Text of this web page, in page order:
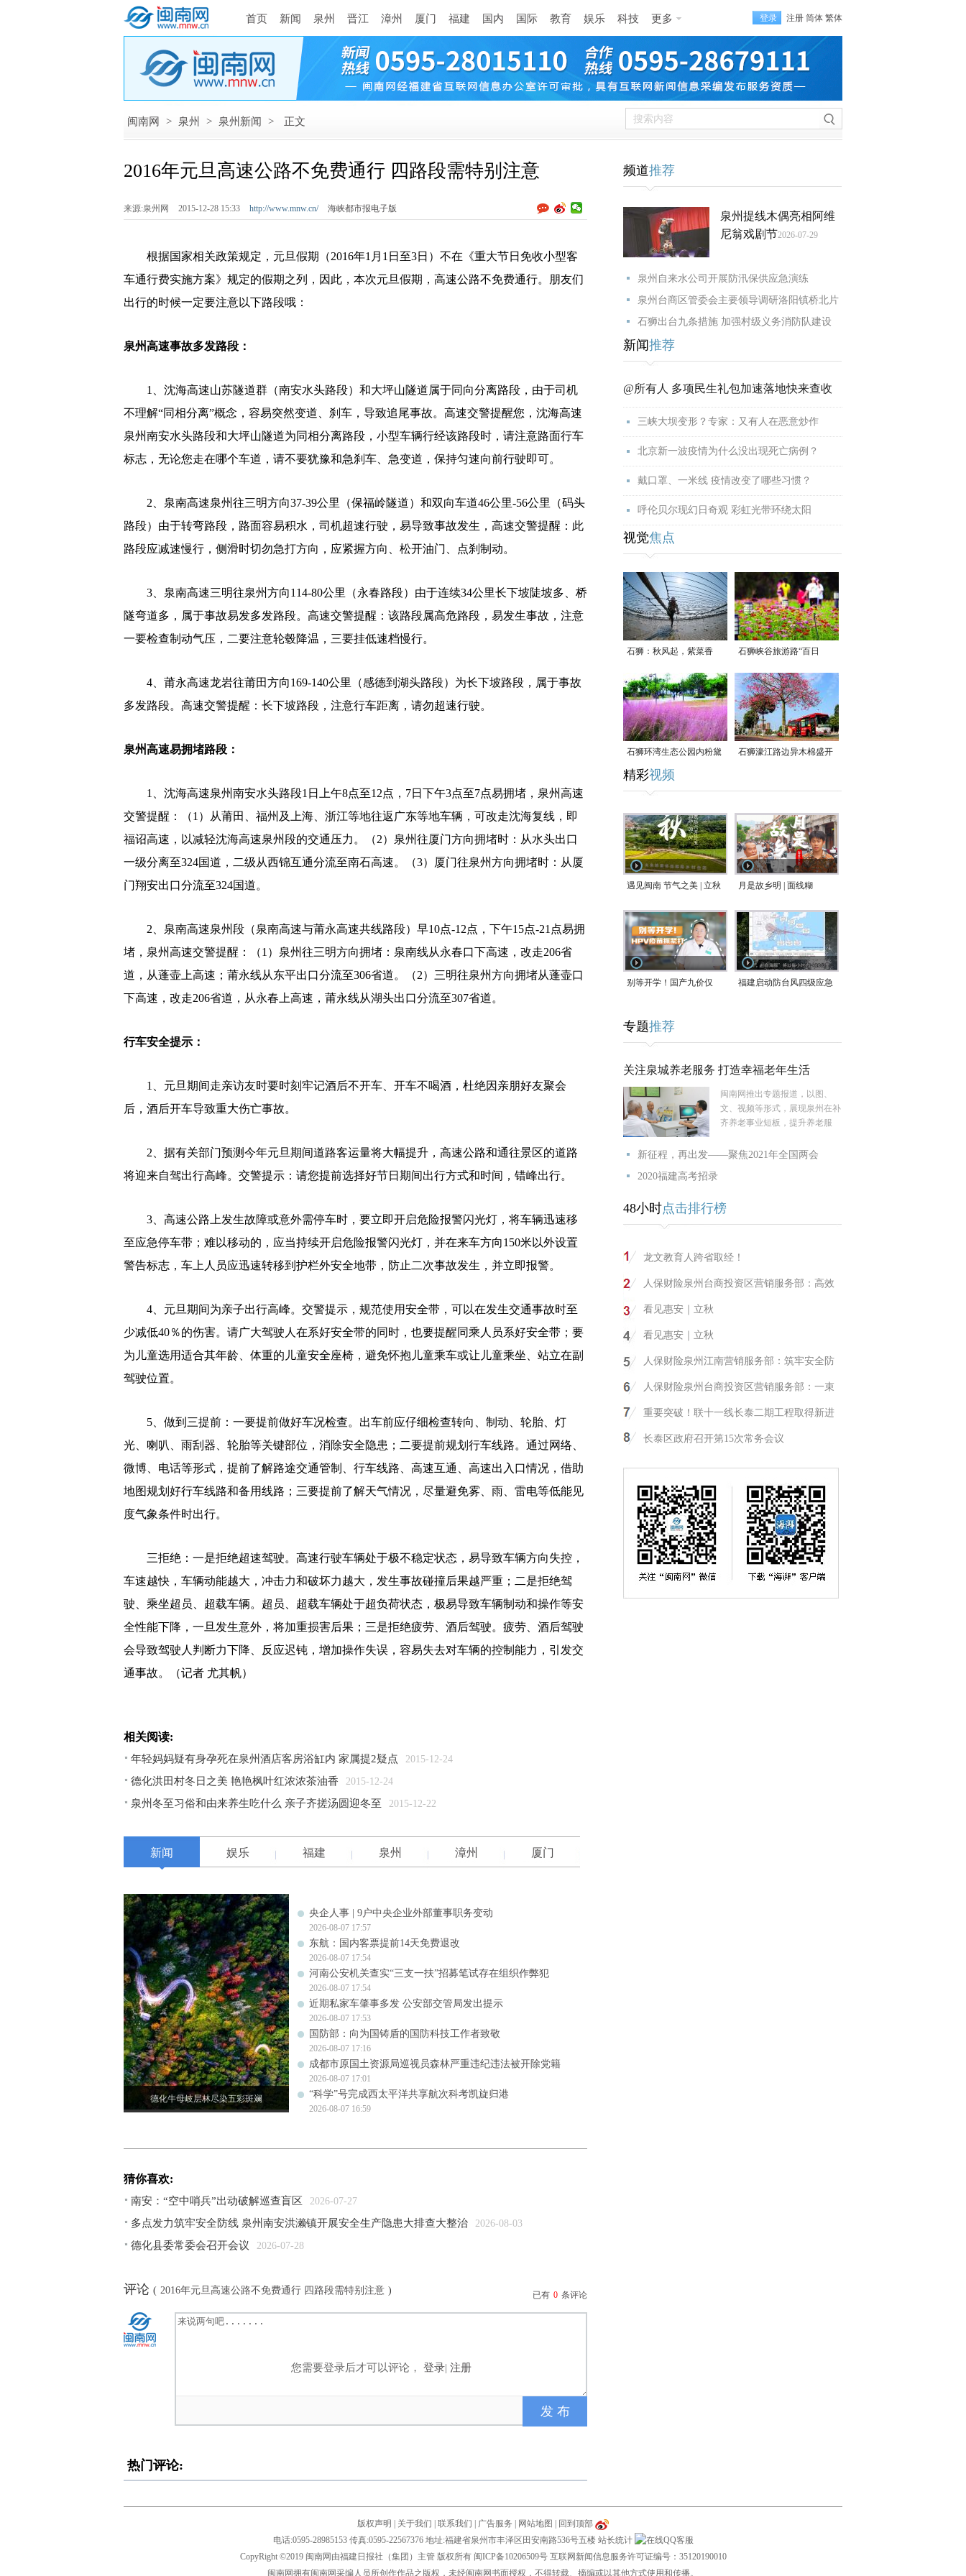
首页 新闻 泉州 晋江 漳州 厦门 福建 国内 国际 教育 娱乐 科技 更多 登录 注册 简体 繁体
闽南网 > 泉州 > 泉州新闻 > 正文
2016年元旦高速公路不免费通行 四路段需特别注意
来源:泉州网 2015-12-28 15:33 http://www.mnw.cn/ 海峡都市报电子版
根据国家相关政策规定，元旦假期（2016年1月1日至3日）不在《重大节日免收小型客
车通行费实施方案》规定的假期之列，因此，本次元旦假期，高速公路不免费通行。朋友们
出行的时候一定要注意以下路段哦：
泉州高速事故多发路段：
1、沈海高速山苏隧道群（南安水头路段）和大坪山隧道属于同向分离路段，由于司机
不理解“同相分离”概念，容易突然变道、刹车，导致追尾事故。高速交警提醒您，沈海高速
泉州南安水头路段和大坪山隧道为同相分离路段，小型车辆行经该路段时，请注意路面行车
标志，无论您走在哪个车道，请不要犹豫和急刹车、急变道，保持匀速向前行驶即可。
2、泉南高速泉州往三明方向37-39公里（保福岭隧道）和双向车道46公里-56公里（码头
路段）由于转弯路段，路面容易积水，司机超速行驶，易导致事故发生，高速交警提醒：此
路段应减速慢行，侧滑时切勿急打方向，应紧握方向、松开油门、点刹制动。
3、泉南高速三明往泉州方向114-80公里（永春路段）由于连续34公里长下坡陡坡多、桥
隧弯道多，属于事故易发多发路段。高速交警提醒：该路段属高危路段，易发生事故，注意
一要检查制动气压，二要注意轮毂降温，三要挂低速档慢行。
4、莆永高速龙岩往莆田方向169-140公里（感德到湖头路段）为长下坡路段，属于事故
多发路段。高速交警提醒：长下坡路段，注意行车距离，请勿超速行驶。
泉州高速易拥堵路段：
1、沈海高速泉州南安水头路段1日上午8点至12点，7日下午3点至7点易拥堵，泉州高速
交警提醒：（1）从莆田、福州及上海、浙江等地往返广东等地车辆，可改走沈海复线，即
福诏高速，以减轻沈海高速泉州段的交通压力。（2）泉州往厦门方向拥堵时：从水头出口
一级分离至324国道，二级从西锦互通分流至南石高速。（3）厦门往泉州方向拥堵时：从厦
门翔安出口分流至324国道。
2、泉南高速泉州段（泉南高速与莆永高速共线路段）早10点-12点，下午15点-21点易拥
堵，泉州高速交警提醒：（1）泉州往三明方向拥堵：泉南线从永春口下高速，改走206省
道，从蓬壶上高速；莆永线从东平出口分流至306省道。（2）三明往泉州方向拥堵从蓬壶口
下高速，改走206省道，从永春上高速，莆永线从湖头出口分流至307省道。
行车安全提示：
1、元旦期间走亲访友时要时刻牢记酒后不开车、开车不喝酒，杜绝因亲朋好友聚会
后，酒后开车导致重大伤亡事故。
2、据有关部门预测今年元旦期间道路客运量将大幅提升，高速公路和通往景区的道路
将迎来自驾出行高峰。交警提示：请您提前选择好节日期间出行方式和时间，错峰出行。
3、高速公路上发生故障或意外需停车时，要立即开启危险报警闪光灯，将车辆迅速移
至应急停车带；难以移动的，应当持续开启危险报警闪光灯，并在来车方向150米以外设置
警告标志，车上人员应迅速转移到护栏外安全地带，防止二次事故发生，并立即报警。
4、元旦期间为亲子出行高峰。交警提示，规范使用安全带，可以在发生交通事故时至
少减低40％的伤害。请广大驾驶人在系好安全带的同时，也要提醒同乘人员系好安全带；要
为儿童选用适合其年龄、体重的儿童安全座椅，避免怀抱儿童乘车或让儿童乘坐、站立在副
驾驶位置。
5、做到三提前：一要提前做好车况检查。出车前应仔细检查转向、制动、轮胎、灯
光、喇叭、雨刮器、轮胎等关键部位，消除安全隐患；二要提前规划行车线路。通过网络、
微博、电话等形式，提前了解路途交通管制、行车线路、高速互通、高速出入口情况，借助
地图规划好行车线路和备用线路；三要提前了解天气情况，尽量避免雾、雨、雷电等低能见
度气象条件时出行。
三拒绝：一是拒绝超速驾驶。高速行驶车辆处于极不稳定状态，易导致车辆方向失控，
车速越快，车辆动能越大，冲击力和破坏力越大，发生事故碰撞后果越严重；二是拒绝驾
驶、乘坐超员、超载车辆。超员、超载车辆处于超负荷状态，极易导致车辆制动和操作等安
全性能下降，一旦发生意外，将加重损害后果；三是拒绝疲劳、酒后驾驶。疲劳、酒后驾驶
会导致驾驶人判断力下降、反应迟钝，增加操作失误，容易失去对车辆的控制能力，引发交
通事故。（记者 尤其帆）
相关阅读:
年轻妈妈疑有身孕死在泉州酒店客房浴缸内 家属提2疑点 2015-12-24
德化洪田村冬日之美 艳艳枫叶红浓浓茶油香 2015-12-24
泉州冬至习俗和由来养生吃什么 亲子齐搓汤圆迎冬至 2015-12-22
新闻 娱乐 福建 泉州 漳州 厦门
德化牛母岐层林尽染五彩斑斓
央企人事 | 9户中央企业外部董事职务变动
2026-08-07 17:57
东航：国内客票提前14天免费退改
2026-08-07 17:54
河南公安机关查实“三支一扶”招募笔试存在组织作弊犯
2026-08-07 17:54
近期私家车肇事多发 公安部交管局发出提示
2026-08-07 17:53
国防部：向为国铸盾的国防科技工作者致敬
2026-08-07 17:16
成都市原国土资源局巡视员森林严重违纪违法被开除党籍
2026-08-07 17:01
“科学”号完成西太平洋共享航次科考凯旋归港
2026-08-07 16:59
猜你喜欢:
南安：“空中哨兵”出动破解巡查盲区 2026-07-27
多点发力筑牢安全防线 泉州南安洪濑镇开展安全生产隐患大排查大整治 2026-08-03
德化县委常委会召开会议 2026-07-28
评论 ( 2016年元旦高速公路不免费通行 四路段需特别注意 ) 已有 0 条评论
您需要登录后才可以评论， 登录| 注册
热门评论:
频道推荐
泉州提线木偶亮相阿维
尼翁戏剧节2026-07-29
泉州自来水公司开展防汛保供应急演练
泉州台商区管委会主要领导调研洛阳镇桥北片
石狮出台九条措施 加强村级义务消防队建设
新闻推荐
@所有人 多项民生礼包加速落地快来查收
三峡大坝变形？专家：又有人在恶意炒作
北京新一波疫情为什么没出现死亡病例？
戴口罩、一米线 疫情改变了哪些习惯？
呼伦贝尔现幻日奇观 彩虹光带环绕太阳
视觉焦点
石狮：秋风起，紫菜香 石狮峡谷旅游路“百日
草”争相斗艳
石狮环湾生态公园内粉黛
乱子草盛放
石狮濠江路边异木棉盛开
精彩视频
遇见闽南 节气之美 | 立秋 月是故乡明 | 面线糊
别等开学！国产九价仅
紧打
福建启动防台风四级应急
专题推荐
关注泉城养老服务 打造幸福老年生活
闽南网推出专题报道，以图、
文、视频等形式，展现泉州在补
齐养老事业短板，提升养老服
新征程，再出发——聚焦2021年全国两会
2020福建高考招录
48小时点击排行榜
龙文教育人跨省取经！
人保财险泉州台商投资区营销服务部：高效
看见惠安｜立秋
看见惠安｜立秋
人保财险泉州江南营销服务部：筑牢安全防
人保财险泉州台商投资区营销服务部：一束
重要突破！联十一线长泰二期工程取得新进
长泰区政府召开第15次常务会议
版权声明 关于我们 联系我们 广告服务 网站地图
回到顶部
电话:0595-28985153 传真:0595-22567376 地址:福建省泉州市丰泽区田安南路536号五楼 站长统计
CopyRight ©2019 闽南网由福建日报社（集团）主管 版权所有 闽ICP备10206509号 互联网新闻信息服务许可证编号：35120190010
闽南网拥有闽南网采编人员所创作作品之版权，未经闽南网书面授权，不得转载、摘编或以其他方式使用和传播。